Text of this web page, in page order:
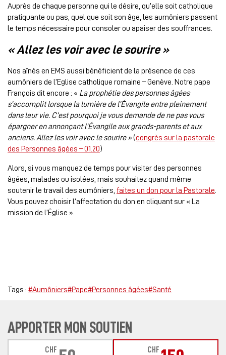
Auprès de chaque personne qui le désire, qu’elle soit catholique
pratiquante ou pas, quel que soit son âge, les aumôniers passent
le temps nécessaire pour consoler ou apaiser des souffrances.
« Allez les voir avec le sourire »
Nos aînés en EMS aussi bénéficient de la présence de ces
aumôniers de l’Eglise catholique romaine – Genève. Notre pape
François dit encore : « La prophétie des personnes âgées
s’accomplit lorsque la lumière de l’Évangile entre pleinement
dans leur vie. C’est pourquoi je vous demande de ne pas vous
épargner en annonçant l’Évangile aux grands-parents et aux
anciens. Allez les voir avec le sourire »(congrès sur la pastorale
des Personnes âgées – 01.20)
Alors, si vous manquez de temps pour visiter des personnes
âgées, malades ou isolées, mais souhaitez quand même
soutenir le travail des aumôniers, faites un don pour la Pastorale.
Vous pouvez choisir l’affectation du don en cliquant sur « La
mission de l’Église ».
Tags : #Aumôniers#Pape#Personnes âgées#Santé
APPORTER MON SOUTIEN
CHF CHF